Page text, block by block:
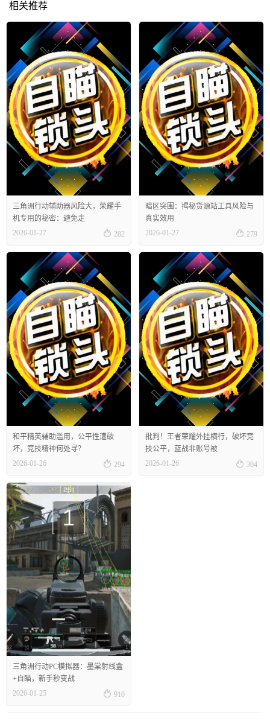
相关推荐
三角洲行动辅助器风险大，荣耀手
机专用的秘密：避免走
2026-01-27
 282
暗区突围：揭秘货源站工具风险与
真实效用
2026-01-27
 279
和平精英辅助滥用，公平性遭破
坏，竞技精神何处寻？
2026-01-26
 294
批判！王者荣耀外挂横行，破坏竞
技公平，蓝战非账号被
2026-01-26
 304
三角洲行动PC模拟器：墨棠射线盒
+自瞄，新手秒变战
2026-01-25
 910